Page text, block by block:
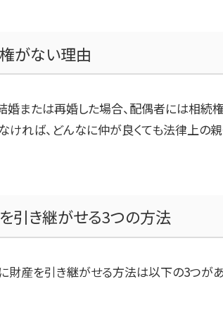
がない理由
または再婚した場合、配偶者には相続
れば、どんなに仲が良くても法律上の
引き継がせる3つの方法
財産を引き継がせる方法は以下の3つが